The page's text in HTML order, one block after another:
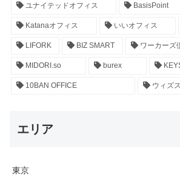
ユナイテッドオフィス BasisPoint
Katanaオフィス いいオフィス
LIFORK BIZ SMART ワーカーズ
MIDORI.so burex
10BAN OFFICE ウィズ
エリア
東京